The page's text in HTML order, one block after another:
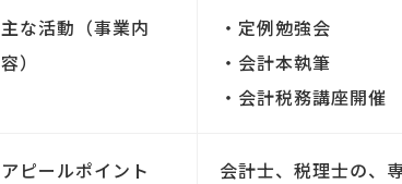
主な活動（事業内
容）
・定例勉強会
・会計本執筆
・会計税務講座開催
アピールポイント
会計士、税理士の、